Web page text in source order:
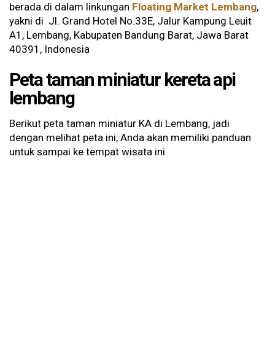
berada di dalam linkungan Floating Market Lembang,
yakni di Jl. Grand Hotel No.33E, Jalur Kampung Leuit
A1, Lembang, Kabupaten Bandung Barat, Jawa Barat
40391, Indonesia
Peta taman miniatur kereta api
lembang
Berikut peta taman miniatur KA di Lembang, jadi
dengan melihat peta ini, Anda akan memiliki panduan
untuk sampai ke tempat wisata ini